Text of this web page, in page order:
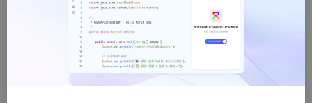
ZHU18670324781
886人浏览 · 2023-06-21 15:46:08
老项目使用axios的监听文件上传进度出现：request.upl